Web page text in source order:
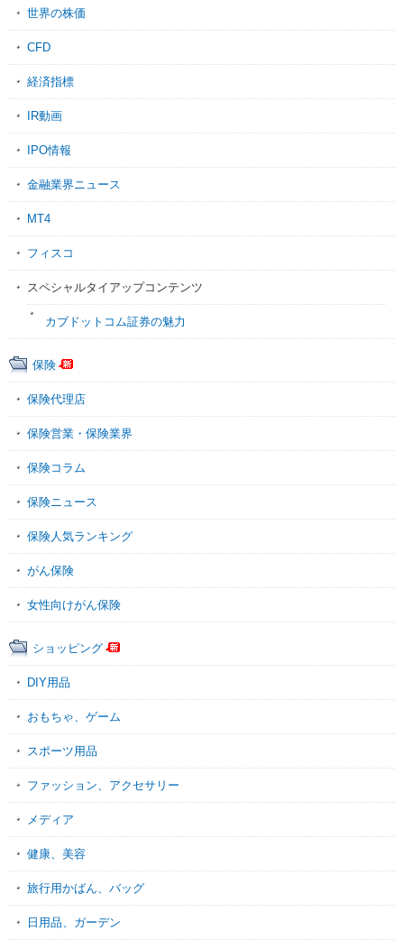
世界の株価
CFD
経済指標
IR動画
IPO情報
金融業界ニュース
MT4
フィスコ
スペシャルタイアップコンテンツ
カブドットコム証券の魅力
保険
保険代理店
保険営業・保険業界
保険コラム
保険ニュース
保険人気ランキング
がん保険
女性向けがん保険
ショッピング
DIY用品
おもちゃ、ゲーム
スポーツ用品
ファッション、アクセサリー
メディア
健康、美容
旅行用かばん、バッグ
日用品、ガーデン